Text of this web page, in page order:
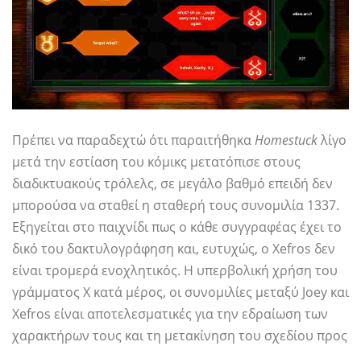
Πρέπει να παραδεχτώ ότι παραιτήθηκαHomestuckλίγο
μετά την εστίαση του κόμικς μετατόπισε στους
διαδικτυακούς τρόλελς, σε μεγάλο βαθμό επειδή δεν
μπορούσα να σταθεί η σταθερή τους συνομιλία 1337.
Εξηγείται στο παιχνίδι πως ο κάθε συγγραφέας έχει το
δικό του δακτυλογράφηση και, ευτυχώς, ο Xefros δεν
είναι τρομερά ενοχλητικός. Η υπερβολική χρήση του
γράμματος Χ κατά μέρος, οι συνομιλίες μεταξύ Joey και
Xefros είναι αποτελεσματικές για την εδραίωση των
χαρακτήρων τους και τη μετακίνηση του σχεδίου προς